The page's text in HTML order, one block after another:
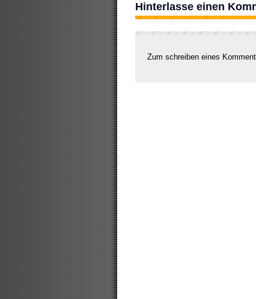
Hinterlasse einen
Zum schreiben eines